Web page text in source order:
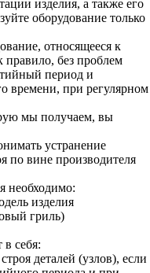
изделия, а также его
оборудование только
относящееся к
правило, без проблем
период и
времени, при регулярном
мы получаем, вы
устранение
по вине производителя
необходимо:
изделия
гриль)
себя:
деталей (узлов), если